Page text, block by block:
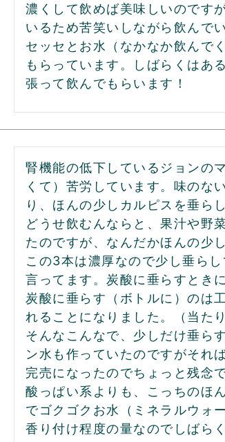
濃くして飲めば美味しいのです
いるため苦笑いしながら飲んで
セッセとお水（なかなか飲んで
もらっています。しばらくはあ
張って飲んでもらいます！
腎機能の低下しているジョンの
くて）苦労しています。味のな
り、ほんの少しカルピスを垂ら
どうせ飲むんならと、果汁や野
たのですが、なんだかほんの少
この3本は濃厚なので少し垂ら
言ってます。炭酸に垂らすとき
炭酸に垂らす（ボトルに）のは
れることになりました。（当たり
そんなこんなで、少しだけ垂ら
ン水も作っていたのですがそれ
完売になったのでちょっと残念
酸っぱい系よりも、こっちのほ
でゴクゴクお水（ミネラルウォ
香り付け程度の量なのでしばら